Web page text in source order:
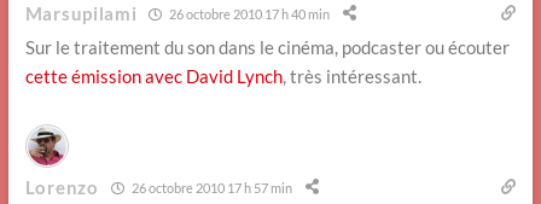
Marsupilami 26 octobre 2010 17 h 40 min
Sur le traitement du son dans le cinéma, podcaster ou écouter
cette émission avec David Lynch, très intéressant.
Lorenzo 26 octobre 2010 17 h 57 min